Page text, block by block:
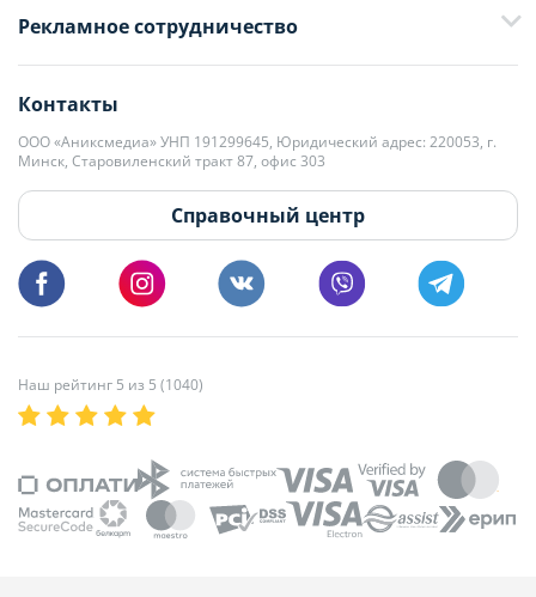
+375 33 376-13-70
editor@domovita.by
Мы принимаем звонки и отвечаем на письма в будние дни с 9:00 до
18:00.
Рекламное сотрудничество
kb@domovita.by
+375 29 179-11-28 Владислав Гладченко
vg@domovita.by
Пишите и звоните нам в будние дни с 8:00 до 20:00.
Контакты
ООО «Аниксмедиа» УНП 191299645, Юридический адрес: 220053, г.
Минск, Старовиленский тракт 87, офис 303
Справочный центр
Наш рейтинг 5 из 5 (1040)